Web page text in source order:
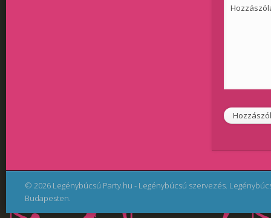
© 2026 Legénybúcsú Party.hu - Legénybúcsú szervezés.
Budapesten.